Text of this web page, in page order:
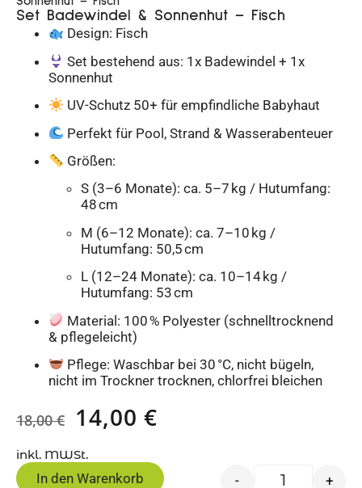
Set Badewindel & Sonnenhut – Fisch
Design: Fisch
Set bestehend aus: 1x Badewindel + 1x
Sonnenhut
UV-Schutz 50+ für empfindliche Babyhaut
Perfekt für Pool, Strand & Wasserabenteuer
Größen:
S (3–6 Monate): ca. 5–7 kg / Hutumfang:
48 cm
M (6–12 Monate): ca. 7–10 kg /
Hutumfang: 50,5 cm
L (12–24 Monate): ca. 10–14 kg /
Hutumfang: 53 cm
Material: 100 % Polyester (schnelltrocknend
& pflegeleicht)
Pflege: Waschbar bei 30 °C, nicht bügeln,
nicht im Trockner trocknen, chlorfrei bleichen
18,00€ 14,00 €
inkl. MWSt.
- +
In den Warenkorb